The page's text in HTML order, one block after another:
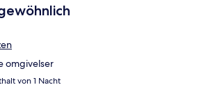
omgivelser
von 1 Nacht